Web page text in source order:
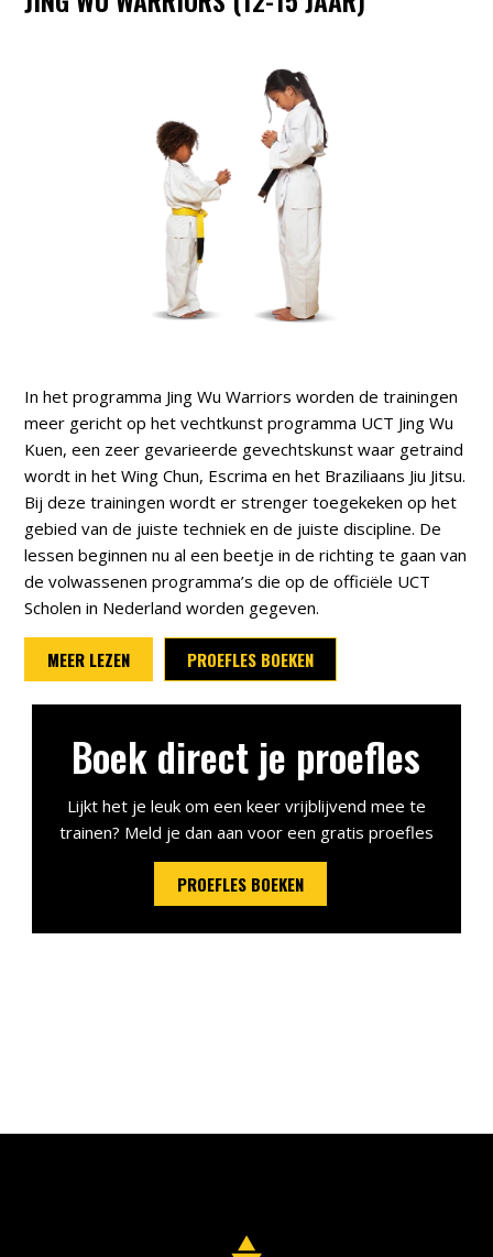
In het programma Jing Wu Warriors worden de trainingen
meer gericht op het vechtkunst programma UCT Jing Wu
Kuen, een zeer gevarieerde gevechtskunst waar getraind
wordt in het Wing Chun, Escrima en het Braziliaans Jiu Jitsu.
Bij deze trainingen wordt er strenger toegekeken op het
gebied van de juiste techniek en de juiste discipline. De
lessen beginnen nu al een beetje in de richting te gaan van
de volwassenen programma’s die op de officiële UCT
Scholen in Nederland worden gegeven.
MEER LEZEN PROEFLES BOEKEN
Boek direct je proefles
Lijkt het je leuk om een keer vrijblijvend mee te
trainen? Meld je dan aan voor een gratis proefles
PROEFLES BOEKEN